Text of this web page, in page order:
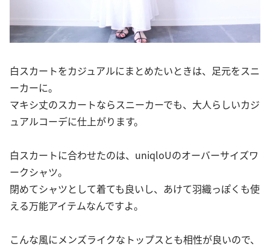
白スカートをカジュアルにまとめたいときは、足元をスニ
ーカーに。
マキシ丈のスカートならスニーカーでも、大人らしいカジ
ュアルコーデに仕上がります。
白スカートに合わせたのは、uniqloUのオーバーサイズワ
ークシャツ。
閉めてシャツとして着ても良いし、あけて羽織っぽくも使
える万能アイテムなんですよ。
こんな風にメンズライクなトップスとも相性が良いので、